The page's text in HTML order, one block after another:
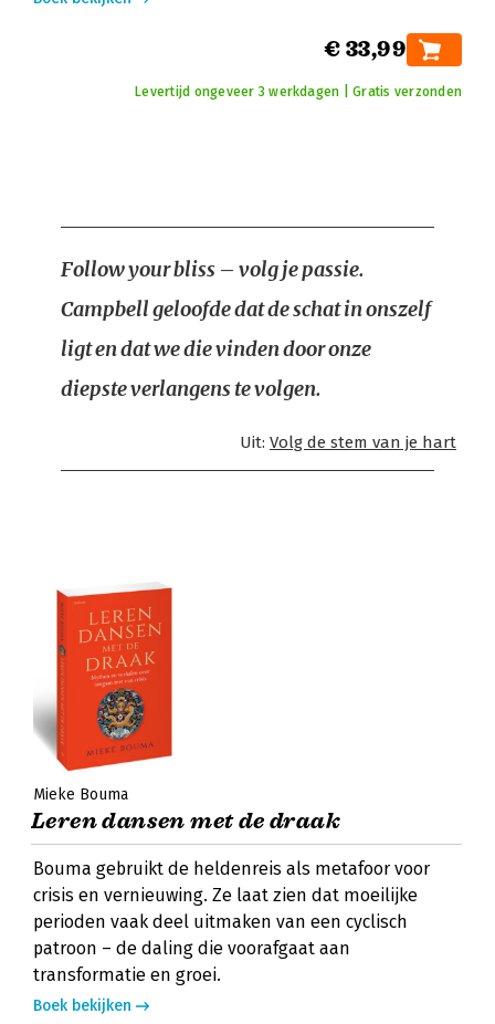
€ 33,99
Levertijd ongeveer 3 werkdagen | Gratis verzonden
Follow your bliss – volg je passie.
Campbell geloofde dat de schat in onszelf
ligt en dat we die vinden door onze
diepste verlangens te volgen.
Uit: Volg de stem van je hart
Mieke Bouma
Leren dansen met de draak
Bouma gebruikt de heldenreis als metafoor voor
crisis en vernieuwing. Ze laat zien dat moeilijke
perioden vaak deel uitmaken van een cyclisch
patroon – de daling die voorafgaat aan
transformatie en groei.
Boek bekijken